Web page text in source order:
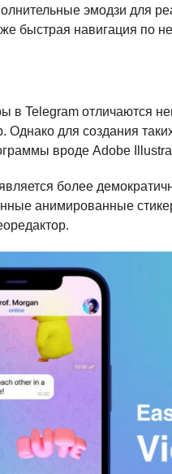
эмодзи для
быстрая навигация по
в Telegram отличаются
Однако для создания
вроде Adobe
более
анимированные